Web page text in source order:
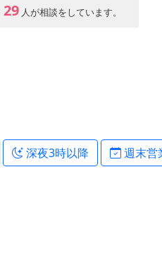
29 人が相談をしています。
深夜3時以降 週末営